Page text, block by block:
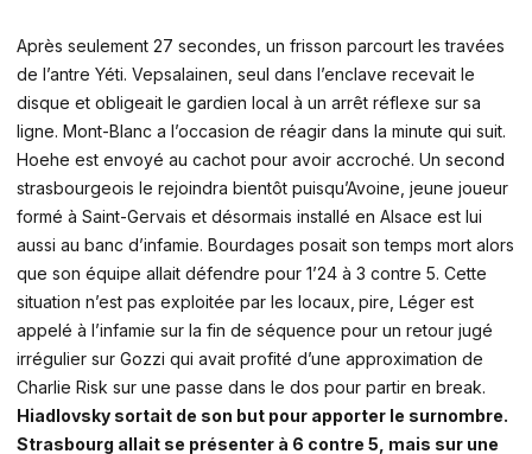
Après seulement 27 secondes, un frisson parcourt les travées
de l’antre Yéti. Vepsalainen, seul dans l’enclave recevait le
disque et obligeait le gardien local à un arrêt réflexe sur sa
ligne. Mont-Blanc a l’occasion de réagir dans la minute qui suit.
Hoehe est envoyé au cachot pour avoir accroché. Un second
strasbourgeois le rejoindra bientôt puisqu’Avoine, jeune joueur
formé à Saint-Gervais et désormais installé en Alsace est lui
aussi au banc d’infamie. Bourdages posait son temps mort alors
que son équipe allait défendre pour 1’24 à 3 contre 5. Cette
situation n’est pas exploitée par les locaux, pire, Léger est
appelé à l’infamie sur la fin de séquence pour un retour jugé
irrégulier sur Gozzi qui avait profité d’une approximation de
Charlie Risk sur une passe dans le dos pour partir en break.
Hiadlovsky sortait de son but pour apporter le surnombre.
Strasbourg allait se présenter à 6 contre 5, mais sur une